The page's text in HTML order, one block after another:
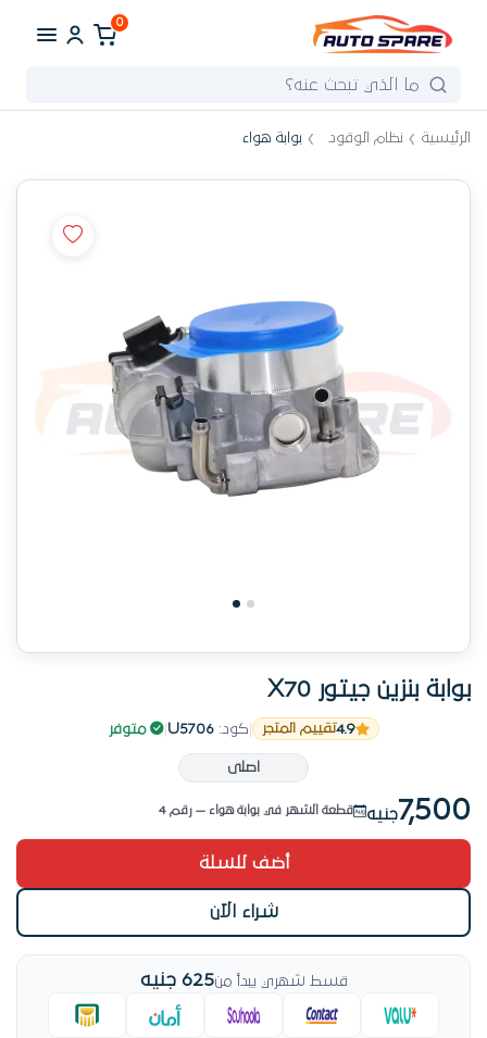
0
الرئيسية نظام الوقود بوابة هواء
بوابة بنزين جيتور X70
4.9تقييم المتجر كود:U5706
| متوفر
اصلى
7,500جنيه قطعة الشهر في بوابة هواء — رقم 4
منتج مفحوص قبل الشحن
أضف للسلة
شراء الآن
قسط شهري يبدأ من625 جنيه